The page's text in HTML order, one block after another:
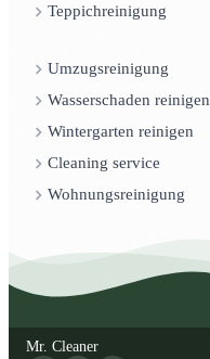
Teppichreinigung
Umzugsreinigung
Wasserschaden reinigen
Wintergarten reinigen
Cleaning service
Wohnungsreinigung
Mr. Cleaner